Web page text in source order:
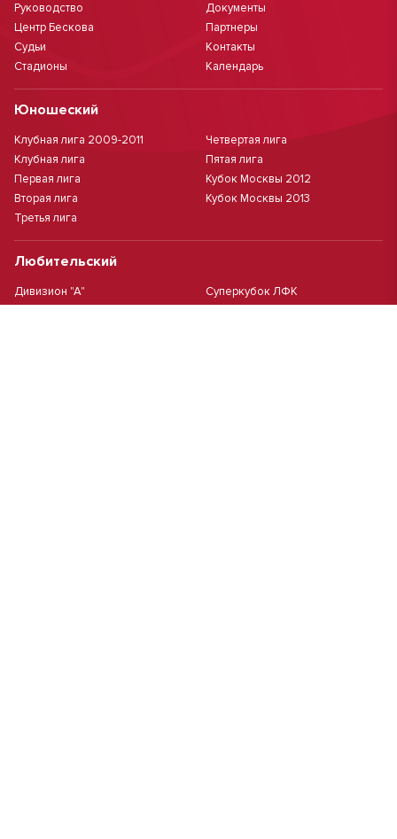
Руководство
Центр Бескова
Судьи
Стадионы
Документы
Партнеры
Контакты
Календарь
Юношеский
Клубная лига 2009-2011
Клубная лига
Первая лига
Вторая лига
Третья лига
Четвертая лига
Пятая лига
Кубок Москвы 2012
Кубок Москвы 2013
Любительский
Дивизион "А"
Суперкубок ЛФК